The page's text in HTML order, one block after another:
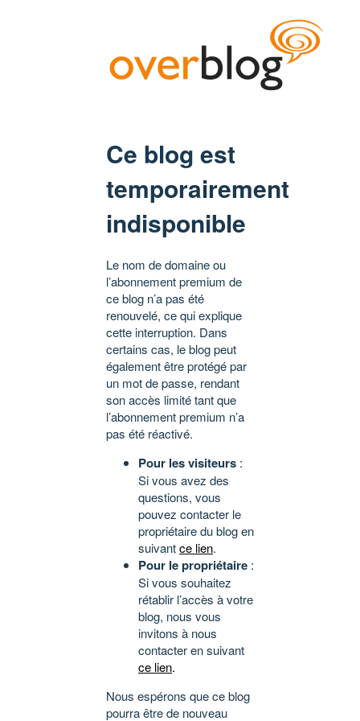
Ce blog est
temporairement
indisponible
Le nom de domaine ou
l’abonnement premium de
ce blog n’a pas été
renouvelé, ce qui explique
cette interruption. Dans
certains cas, le blog peut
également être protégé par
un mot de passe, rendant
son accès limité tant que
l’abonnement premium n’a
pas été réactivé.
Pour les visiteurs :
Si vous avez des
questions, vous
pouvez contacter le
propriétaire du blog en
suivantce lien.
Pour le propriétaire :
Si vous souhaitez
rétablir l’accès à votre
blog, nous vous
invitons à nous
contacter en suivant
ce lien.
Nous espérons que ce blog
pourra être de nouveau